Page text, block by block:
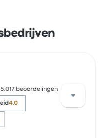
beoordelingen
4.0